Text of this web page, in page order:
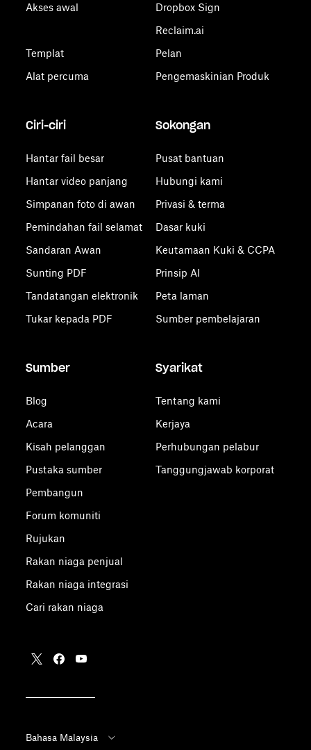
Akses awal
Templat
Alat percuma
Dropbox Sign
Reclaim.ai
Pelan
Pengemaskinian Produk
Ciri-ciri
Hantar fail besar
Hantar video panjang
Simpanan foto di awan
Pemindahan fail selamat
Sandaran Awan
Sunting PDF
Tandatangan elektronik
Tukar kepada PDF
Sokongan
Pusat bantuan
Hubungi kami
Privasi & terma
Dasar kuki
Keutamaan Kuki & CCPA
Prinsip AI
Peta laman
Sumber pembelajaran
Sumber
Blog
Acara
Kisah pelanggan
Pustaka sumber
Pembangun
Forum komuniti
Rujukan
Rakan niaga penjual
Rakan niaga integrasi
Cari rakan niaga
Syarikat
Tentang kami
Kerjaya
Perhubungan pelabur
Tanggungjawab korporat
Bahasa Malaysia